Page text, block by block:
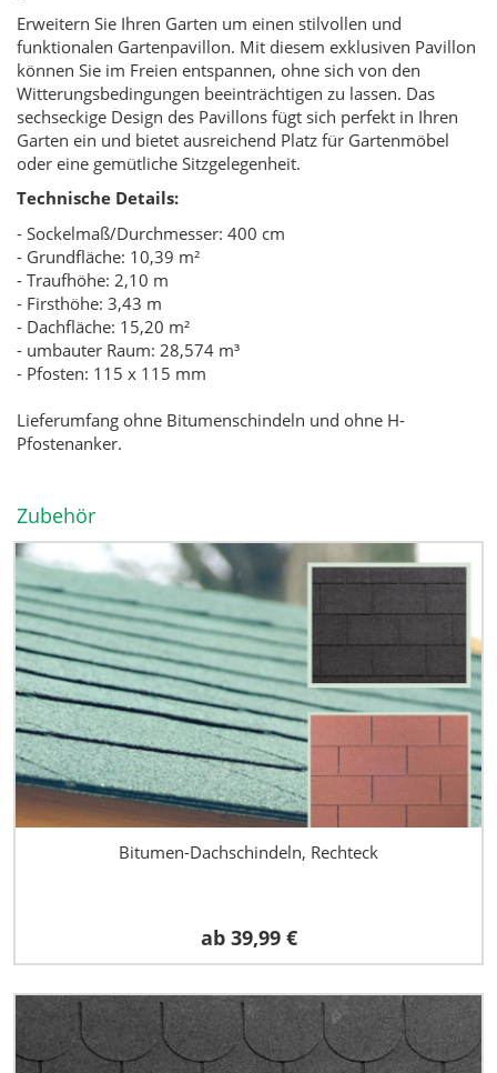
Erweitern Sie Ihren Garten um einen stilvollen und
funktionalen Gartenpavillon. Mit diesem exklusiven Pavillon
können Sie im Freien entspannen, ohne sich von den
Witterungsbedingungen beeinträchtigen zu lassen. Das
sechseckige Design des Pavillons fügt sich perfekt in Ihren
Garten ein und bietet ausreichend Platz für Gartenmöbel
oder eine gemütliche Sitzgelegenheit.
Technische Details:
- Sockelmaß/Durchmesser: 400 cm
- Grundfläche: 10,39 m²
- Traufhöhe: 2,10 m
- Firsthöhe: 3,43 m
- Dachfläche: 15,20 m²
- umbauter Raum: 28,574 m³
- Pfosten: 115 x 115 mm
Lieferumfang ohne Bitumenschindeln und ohne H-
Pfostenanker.
Zubehör
Bitumen-Dachschindeln, Rechteck
ab 39,99 €